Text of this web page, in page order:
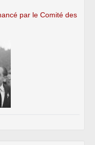
par le Comité des